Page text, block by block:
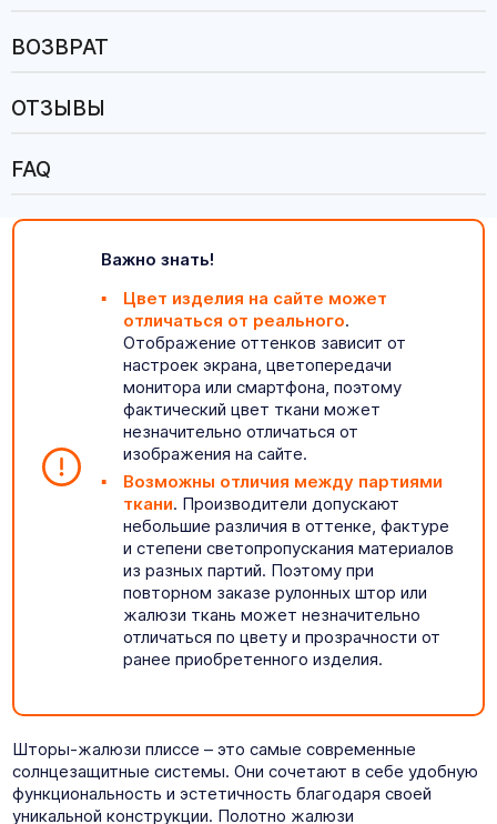
ВОЗВРАТ
ОТЗЫВЫ
FAQ
Важно знать!
Цвет изделия на сайте может
отличаться от реального.
Отображение оттенков зависит от
настроек экрана, цветопередачи
монитора или смартфона, поэтому
фактический цвет ткани может
незначительно отличаться от
изображения на сайте.
Возможны отличия между партиями
ткани. Производители допускают
небольшие различия в оттенке, фактуре
и степени светопропускания материалов
из разных партий. Поэтому при
повторном заказе рулонных штор или
жалюзи ткань может незначительно
отличаться по цвету и прозрачности от
ранее приобретенного изделия.
Шторы-жалюзи плиссе – это самые современные
солнцезащитные системы. Они сочетают в себе удобную
функциональность и эстетичность благодаря своей
уникальной конструкции. Полотно жалюзи